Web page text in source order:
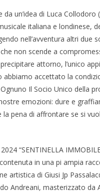
da un’idea di Luca
italiana e londinese,
nell’avventura altri due
non scende a
attorno, l’unico
accettato la
Il Socio Unico della
emozioni: dure e
pena di affrontare se si
“SENTINELLA
in una pi ampia
artistica di Giusi Jp
Andreani, masterizzato da